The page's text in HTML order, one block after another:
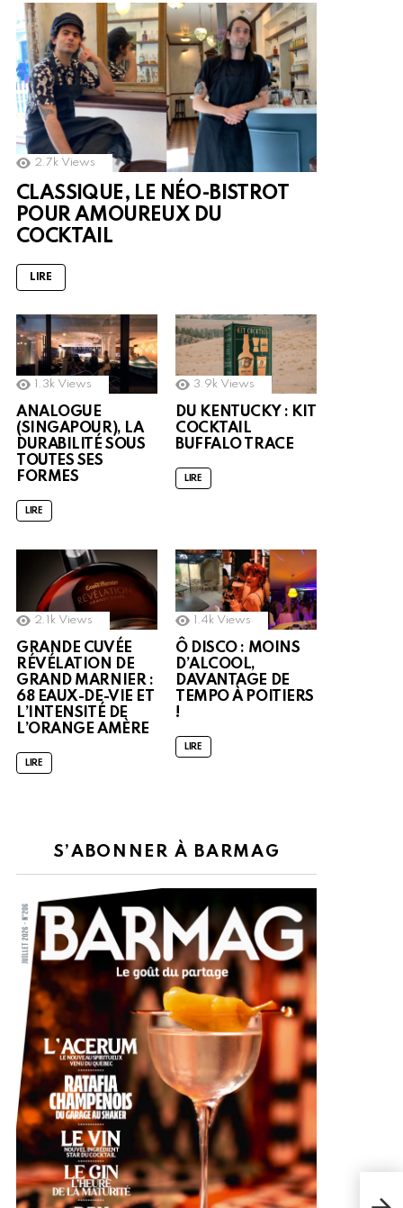
2.7k Views
CLASSIQUE, LE NÉO-BISTROT
POUR AMOUREUX DU
COCKTAIL
LIRE
1.3k Views
ANALOGUE
(SINGAPOUR), LA
DURABILITÉ SOUS
TOUTES SES
FORMES
LIRE
3.9k Views
DU KENTUCKY : KIT
COCKTAIL
BUFFALO TRACE
LIRE
2.1k Views
GRANDE CUVÉE
RÉVÉLATION DE
GRAND MARNIER :
68 EAUX-DE-VIE ET
L’INTENSITÉ DE
L’ORANGE AMÈRE
LIRE
1.4k Views
Ô DISCO : MOINS
D’ALCOOL,
DAVANTAGE DE
TEMPO À POITIERS
!
LIRE
S’ABONNER À BARMAG